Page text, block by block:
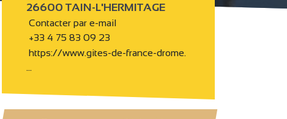
26600 TAIN-L'HERMITAGE
Contacter par e-mail
+33 4 75 83 09 23
https://www.gites-de-france-drome.
…